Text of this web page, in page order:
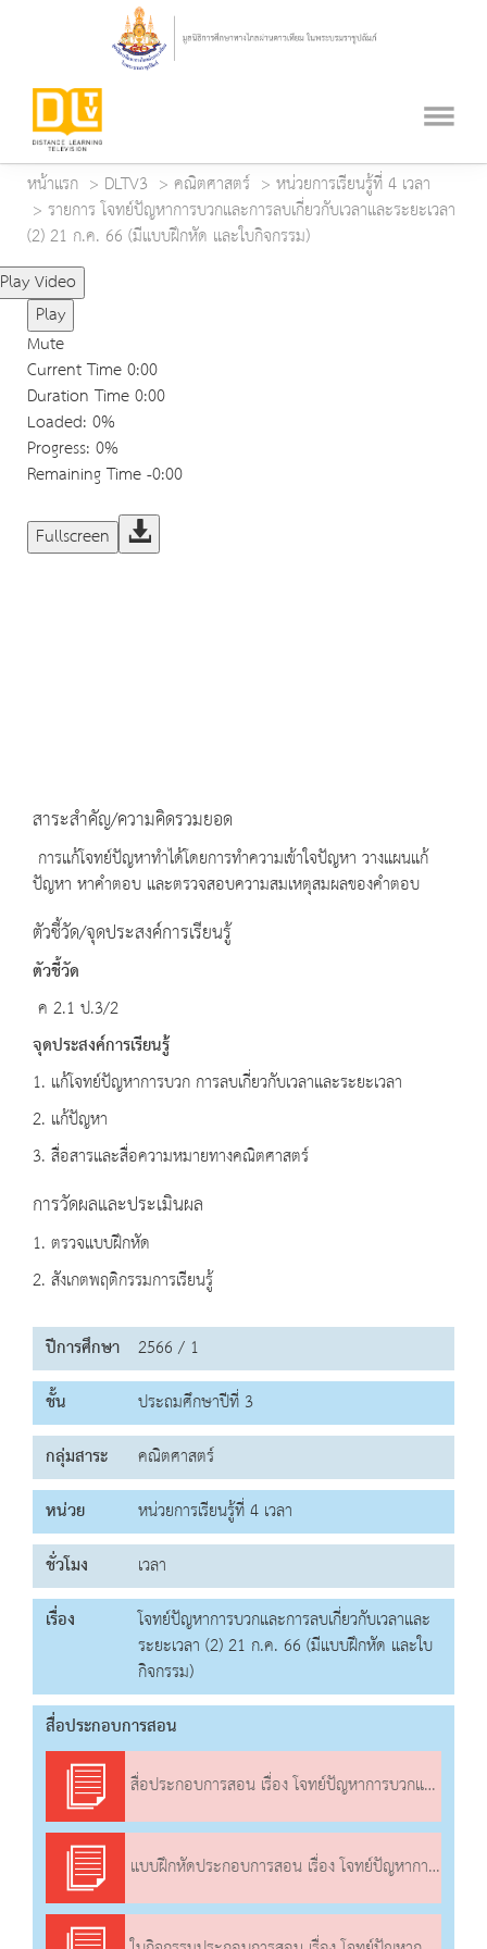
หน้าแรก DLTV3 คณิตศาสตร์
หน่วยการเรียนรู้ที่ 4 เวลา
รายการ โจทย์ปัญหาการบวกและการลบเกี่ยวกับเวลาและระยะเวลา
(2) 21 ก.ค. 66 (มีแบบฝึกหัด และใบกิจกรรม)
Play Video
Play
Mute
Current Time0:00
Duration Time0:00
Loaded: 0%
Progress: 0%
Remaining Time-0:00
Fullscreen
สาระสำคัญ/ความคิดรวมยอด
การแก้โจทย์ปัญหาทำได้โดยการทำความเข้าใจปัญหา วางแผนแก้
ปัญหา หาคำตอบ และตรวจสอบความสมเหตุสมผลของคำตอบ
ตัวชี้วัด/จุดประสงค์การเรียนรู้
ตัวชี้วัด
ค 2.1 ป.3/2
จุดประสงค์การเรียนรู้
1. แก้โจทย์ปัญหาการบวก การลบเกี่ยวกับเวลาและระยะเวลา
2. แก้ปัญหา
3. สื่อสารและสื่อความหมายทางคณิตศาสตร์
การวัดผลและประเมินผล
1. ตรวจแบบฝึกหัด
2. สังเกตพฤติกรรมการเรียนรู้
ปีการศึกษา 2566 / 1
ชั้น
ประถมศึกษาปีที่ 3
กลุ่มสาระ
คณิตศาสตร์
หน่วย
หน่วยการเรียนรู้ที่ 4 เวลา
ชั่วโมง
เวลา
เรื่อง
โจทย์ปัญหาการบวกและการลบเกี่ยวกับเวลาและ
ระยะเวลา (2) 21 ก.ค. 66 (มีแบบฝึกหัด และใบ
กิจกรรม)
สื่อประกอบการสอน
สื่อประกอบการสอน เรื่อง โจทย์ปัญหาการบวกและการลบเกี่ยวกับเวลาและระยะเวลา (2)
แบบฝึกหัดประกอบการสอน เรื่อง โจทย์ปัญหาการบวกและการลบเกี่ยวกับเวลาและระยะเวลา (2)